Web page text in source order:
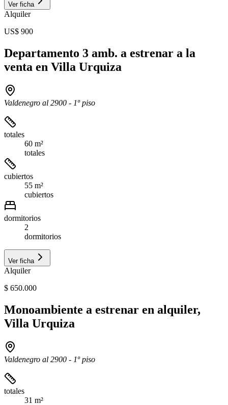
Ver ficha
Alquiler
US$ 900
Departamento 3 amb. a estrenar a la
venta en Villa Urquiza
Valdenegro al 2900 - 1º piso
totales
60 m²
totales
cubiertos
55 m²
cubiertos
dormitorios
2
dormitorios
Ver ficha
Alquiler
$ 650.000
Monoambiente a estrenar en alquiler,
Villa Urquiza
Valdenegro al 2900 - 1º piso
totales
31 m²